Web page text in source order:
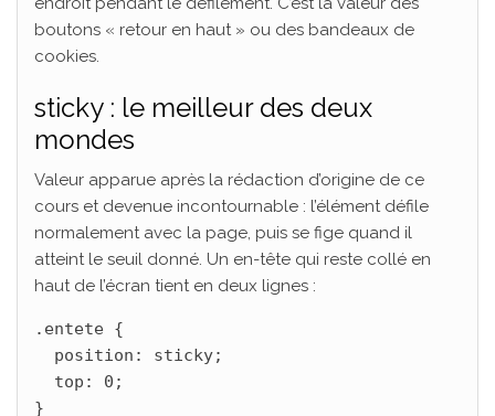
boutons « retour en haut » ou des bandeaux de
cookies.
sticky : le meilleur des deux
mondes
Valeur apparue après la rédaction d’origine de ce
cours et devenue incontournable : l’élément défile
normalement avec la page, puis se fige quand il
atteint le seuil donné. Un en-tête qui reste collé en
haut de l’écran tient en deux lignes :
.entete {
  position: sticky;
  top: 0;
}